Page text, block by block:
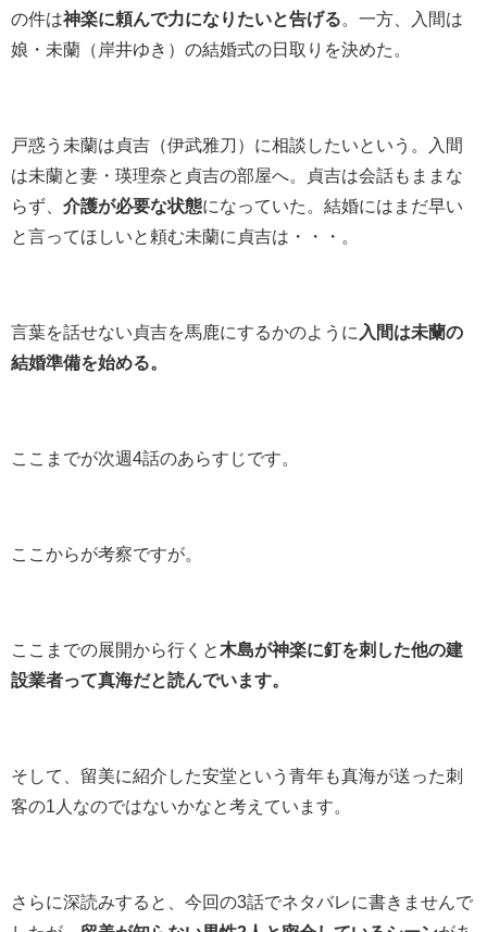
の件は神楽に頼んで力になりたいと告げる 。一方、入間は
娘・未蘭（岸井ゆき）の結婚式の日取りを決めた。
戸惑う未蘭は貞吉（伊武雅刀）に相談したいという。入間
は未蘭と妻・瑛理奈と貞吉の部屋へ。貞吉は会話もままな
らず、 介護が必要な状態になっていた。結婚にはまだ早い
と言ってほしいと頼む未蘭に貞吉は・・・。
言葉を話せない貞吉を馬鹿にするかのように 入間は未蘭の
結婚準備を始める。
ここまでが次週4話のあらすじです。
ここからが考察ですが。
ここまでの展開から行くと 木島が神楽に釘を刺した他の建
設業者って真海だと読んでいます。
そして、留美に紹介した安堂という青年も真海が送った刺
客の1人なのではないかなと考えています。
さらに深読みすると、今回の3話でネタバレに書きませんで